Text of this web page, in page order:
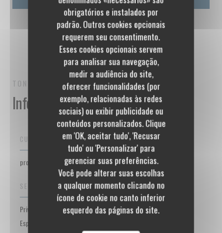
obrigatórios e instalados por
padrão. Outros cookies opcionais
requerem seu consentimento.
Esses cookies opcionais servem
para analisar sua navegação,
medir a audiência do site,
oferecer funcionalidades (por
exemplo, relacionadas às redes
sociais) ou exibir publicidade ou
conteúdos personalizados. Clique
em 'OK, aceitar tudo', 'Recusar
tudo' ou 'Personalizar' para
gerenciar suas preferências.
Você pode alterar suas escolhas
a qualquer momento clicando no
ícone de cookie no canto inferior
esquerdo das páginas do site.
TONTON DE LA BUTTEPARIS
Informações gerais
CULINÁRIA
produtos frescos, Caseiro
SERVIÇOS
Privatização, Acesso para pessoas com mobilidade reduzida,
Esplanada